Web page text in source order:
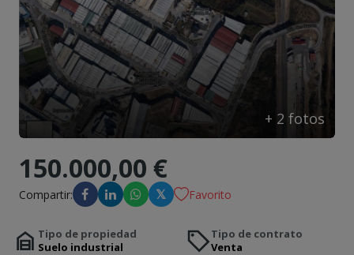
Blog
Contacto
+ 2 fotos
150.000,00 €
Compartir: 𝕏 Favorito
Tipo de propiedad
Suelo industrial
Tipo de contrato
Venta